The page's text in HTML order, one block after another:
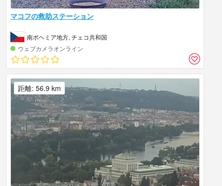
マコフの救助ステーション
南ボヘミア地方, チェコ共和国
ウェブカメラオンライン
距離: 56.9 km